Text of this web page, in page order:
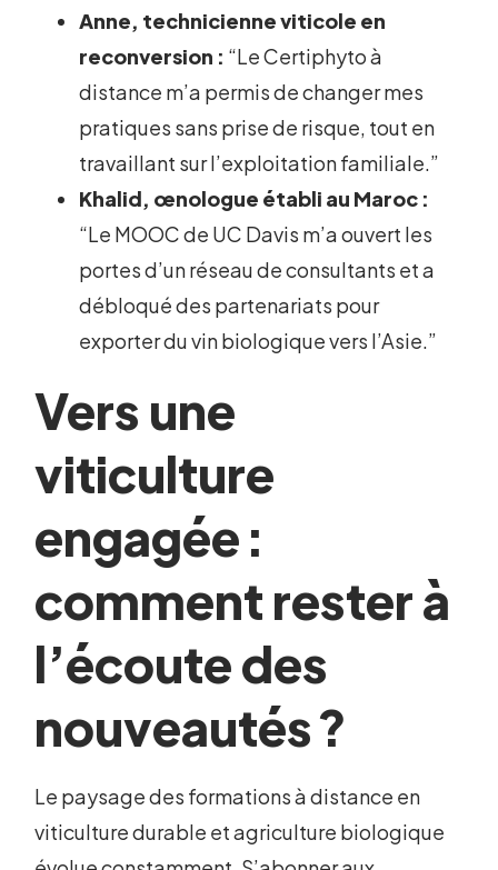
Anne, technicienne viticole en
reconversion : “Le Certiphyto à
distance m’a permis de changer mes
pratiques sans prise de risque, tout en
travaillant sur l’exploitation familiale.”
Khalid, œnologue établi au Maroc :
“Le MOOC de UC Davis m’a ouvert les
portes d’un réseau de consultants et a
débloqué des partenariats pour
exporter du vin biologique vers l’Asie.”
Vers une
viticulture
engagée :
comment rester à
l’écoute des
nouveautés ?
Le paysage des formations à distance en
viticulture durable et agriculture biologique